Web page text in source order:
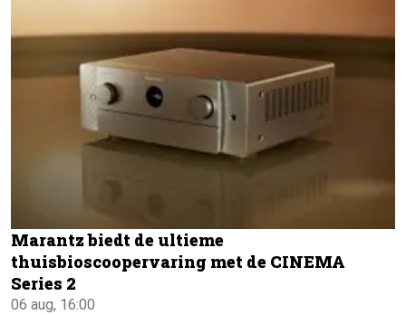
Marantz biedt de ultieme
thuisbioscoopervaring met de CINEMA
Series 2
06 aug, 16:00